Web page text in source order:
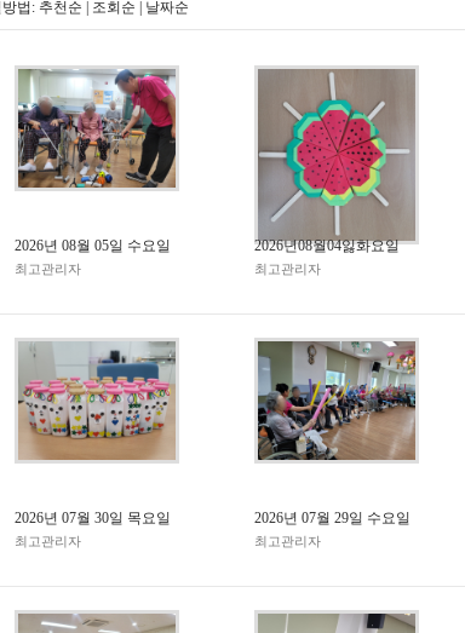
법: 추천순 조회순 날짜순
2026년 08월 05일 수요일
최고관리자
2026년08월04잃화요일
최고관리자
2026년 07월 30일 목요일
최고관리자
2026년 07월 29일 수요일
최고관리자